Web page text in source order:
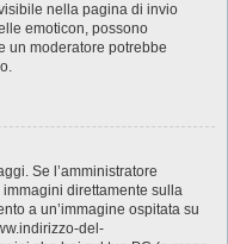
nella pagina di invio
emoticon, possono
un moderatore potrebbe
Se l’amministratore
direttamente sulla
a un’immagine ospitata su
del-